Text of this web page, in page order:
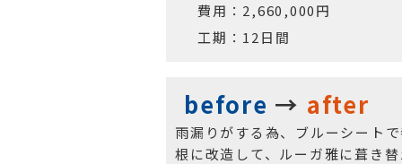
費用：2,660,000円
工期：12日間
before → after
雨漏りがする為、ブルーシート
根に改造して、ルーガ雅に葺き